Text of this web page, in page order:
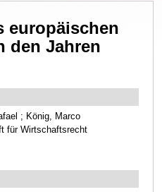
europäischen
den Jahren
; König, Marco
für Wirtschaftsrecht